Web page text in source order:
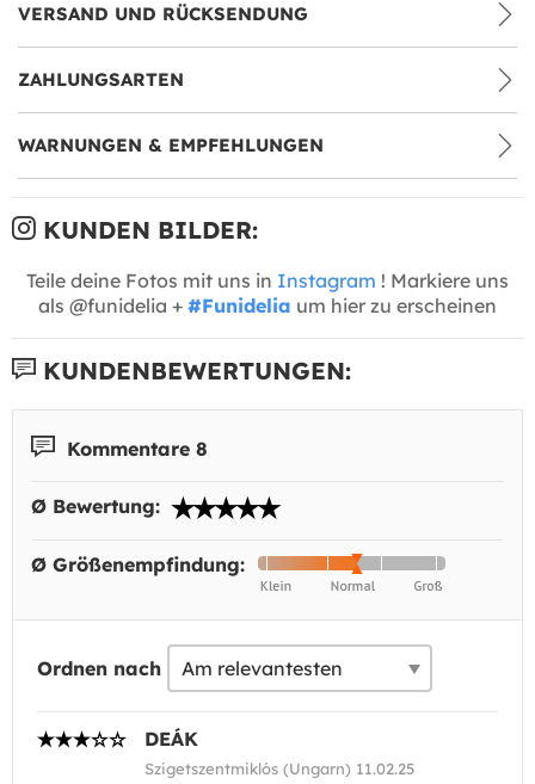
VERSAND UND RÜCKSENDUNG
ZAHLUNGSARTEN
WARNUNGEN & EMPFEHLUNGEN
KUNDEN BILDER:
Teile deine Fotos mit uns in Instagram ! Markiere uns
als @funidelia + #Funidelia um hier zu erscheinen
KUNDENBEWERTUNGEN:
Kommentare 8
Ø Bewertung:
Ø Größenempfindung:
Ordnen nach
DEÁK
Szigetszentmiklós (Ungarn) 11.02.25